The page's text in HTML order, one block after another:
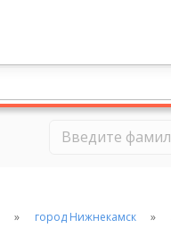
город Нижнекамск